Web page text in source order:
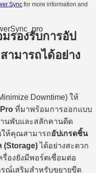
Sync for more information and
รองรับการอัป
ามารถได้อย่าง
Downtime) ให้
ที่มาพร้อมการออกแบบ
นพับและสลักคานดีด
ให้คุณสามารถอัปเกรดชิ้น
(Storage)ได้อย่างสะดวก
รื่องยังมีพอร์ตเชื่อมต่อ
รณ์เสริมสำหรับขยายขีด